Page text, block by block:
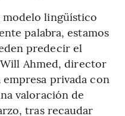
modelo lingüístico
palabra, estamos
predecir el
Ahmed, director
privada con
valoración de
tras recaudar